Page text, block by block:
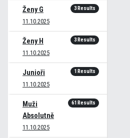
Ženy G
11.10.2025
3 Results
Ženy H
11.10.2025
3 Results
Junioři
11.10.2025
1 Results
Muži
Absolutně
11.10.2025
61 Results